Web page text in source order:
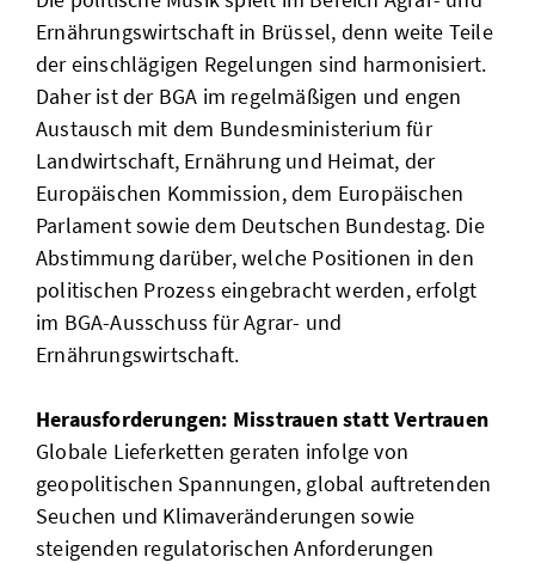
Ernährungswirtschaft in Brüssel, denn weite Teile
der einschlägigen Regelungen sind harmonisiert.
Daher ist der BGA im regelmäßigen und engen
Austausch mit dem Bundesministerium für
Landwirtschaft, Ernährung und Heimat, der
Europäischen Kommission, dem Europäischen
Parlament sowie dem Deutschen Bundestag. Die
Abstimmung darüber, welche Positionen in den
politischen Prozess eingebracht werden, erfolgt
im BGA-Ausschuss für Agrar- und
Ernährungswirtschaft.
Herausforderungen: Misstrauen statt Vertrauen
Globale Lieferketten geraten infolge von
geopolitischen Spannungen, global auftretenden
Seuchen und Klimaveränderungen sowie
steigenden regulatorischen Anforderungen